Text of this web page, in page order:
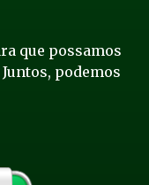
que possamos
podemos